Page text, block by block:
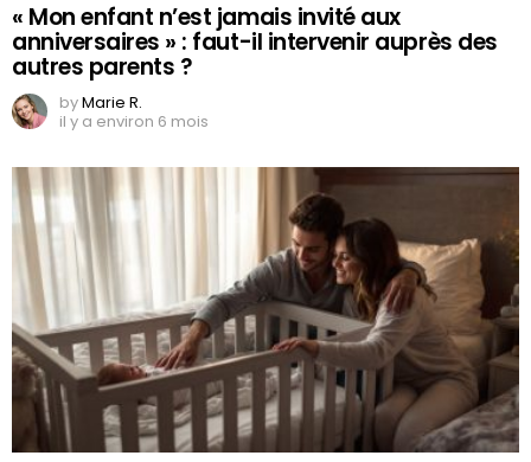
« Mon enfant n’est jamais invité aux
anniversaires » : faut-il intervenir auprès des
autres parents ?
byMarie R.
il y a environ 6 mois